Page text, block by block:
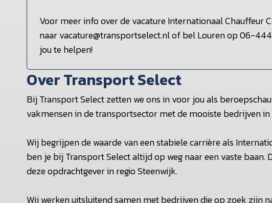
Voor meer info over de vacature Internationaal Chauffeur
naar vacature@transportselect.nl of bel Louren op 06-
jou te helpen!
Over Transport Select
Bij Transport Select zetten we ons in voor jou als
vakmensen in de transportsector met de mooiste bedrijven
Wij begrijpen de waarde van een stabiele carrière als
ben je bij Transport Select altijd op weg naar een vaste baan.
deze opdrachtgever in regio Steenwijk.
Wij werken uitsluitend samen met bedrijven die op zoek zijn